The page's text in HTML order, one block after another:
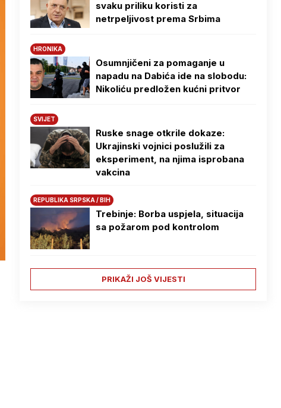
svaku priliku koristi za
netrpeljivost prema Srbima
HRONIKA
Osumnjičeni za pomaganje u
napadu na Dabića ide na slobodu:
Nikoliću predložen kućni pritvor
SVIJET
Ruske snage otkrile dokaze:
Ukrajinski vojnici poslužili za
eksperiment, na njima isprobana
vakcina
REPUBLIKA SRPSKA / BIH
Trebinje: Borba uspjela, situacija
sa požarom pod kontrolom
PRIKAŽI JOŠ VIJESTI